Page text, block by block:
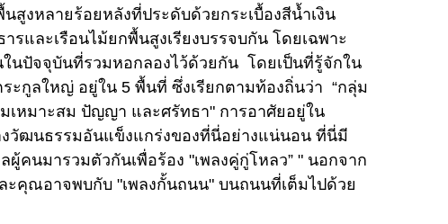
งหลายร้อยหลังที่ประดับด้วยกระเบื้องสีน้ำเงิน
และเรือนไม้ยกพื้นสูงเรียงบรรจบกัน โดยเฉพาะ
ปัจจุบันที่รวมหอกลองไว้ด้วยกัน โดยเป็นที่รู้จักใน
ะกูลใหญ่ อยู่ใน 5 พื้นที่ ซึ่งเรียกตามท้องถิ่นว่า “กลุ่ม
หมาะสม ปัญญา และศรัทธา" การอาศัยอยู่ใน
วัฒนธรรมอันแข็งแกร่งของที่นี่อย่างแน่นอน ที่นี่มี
คนมารวมตัวกันเพื่อร้อง "เพลงคู่กู่โหลว” " นอกจาก
ะคุณอาจพบกับ "เพลงกั้นถนน" บนถนนที่เต็มไปด้วย